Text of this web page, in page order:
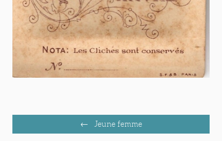
Jeune femme